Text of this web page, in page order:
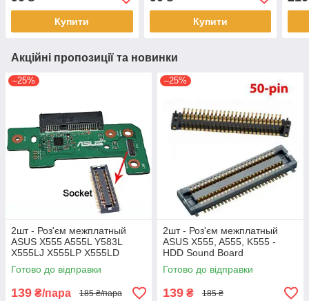
Купити Купити
Акційні пропозиції та новинки
–25%
2шт - Роз'єм межплатный
ASUS X555 A555L Y583L
X555LJ X555LP X555LD
F555L - HDD Sound Board
Готово до відправки
139 ₴/пара 185 ₴/пара
–25%
2шт - Роз'єм межплатный
ASUS X555, A555, K555 -
HDD Sound Board
Готово до відправки
139 ₴ 185 ₴